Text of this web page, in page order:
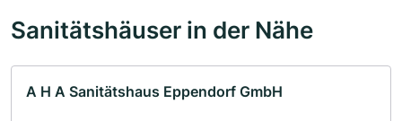
Sanitätshäuser in der Nähe
A H A Sanitätshaus Eppendorf GmbH